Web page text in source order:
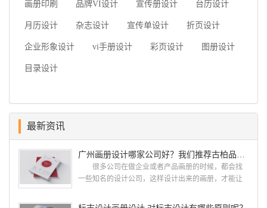
画册印刷 品牌VI设计 宣传册设计 台历设计
月历设计 杂志设计 宣传单设计 折页设计
企业形象设计 vi手册设计 彩页设计 图册设计
目录设计
最新资讯
很多公司在做企业或者产品画册的时候，都会找
一些知名的设计公司，这样设计出来的画册，才能让
就给大家说说广州画册设计找哪家公司。 广州画